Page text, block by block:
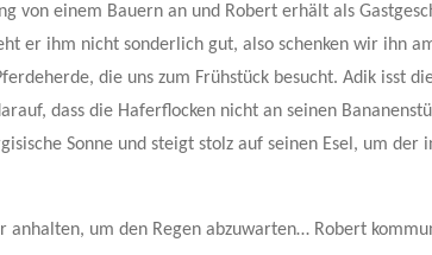
von einem Bauern an und Robert erhält als
er ihm nicht sonderlich gut, also schenken wir ihn
die uns zum Frühstück besucht. Adik isst
dass die Haferflocken nicht an seinen
Sonne und steigt stolz auf seinen Esel, um der
anhalten, um den Regen abzuwarten… Robert